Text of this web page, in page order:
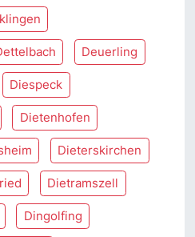
Deuerling
Diespeck
Dietenhofen
Dieterskirchen
Dietramszell
Dingolfing